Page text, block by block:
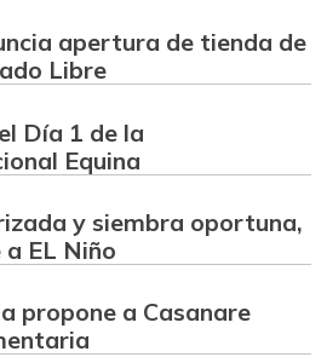
-
$ 4.677,00
$ 4.560,00
$ 6.600,00
apertura de tienda de
Libre
Día 1 de la
Equina
y siembra oportuna,
EL Niño
propone a Casanare